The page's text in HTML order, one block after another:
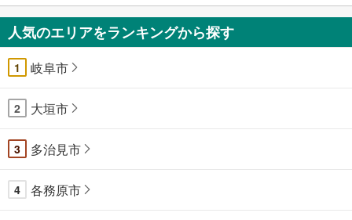
人気のエリアをランキングから探す
1 岐阜市
2 大垣市
3 多治見市
4 各務原市